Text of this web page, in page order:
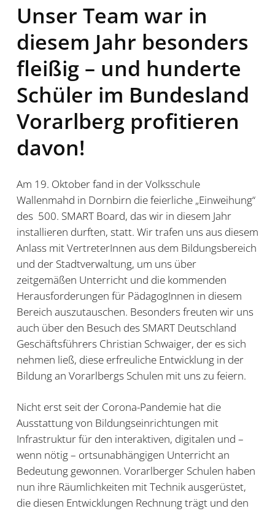
Unser Team war in
diesem Jahr besonders
fleißig – und hunderte
Schüler im Bundesland
Vorarlberg profitieren
davon!
Am 19. Oktober fand in der Volksschule
Wallenmahd in Dornbirn die feierliche „Einweihung“
des 500. SMART Board, das wir in diesem Jahr
installieren durften, statt. Wir trafen uns aus diesem
Anlass mit VertreterInnen aus dem Bildungsbereich
und der Stadtverwaltung, um uns über
zeitgemäßen Unterricht und die kommenden
Herausforderungen für PädagogInnen in diesem
Bereich auszutauschen. Besonders freuten wir uns
auch über den Besuch des SMART Deutschland
Geschäftsführers Christian Schwaiger, der es sich
nehmen ließ, diese erfreuliche Entwicklung in der
Bildung an Vorarlbergs Schulen mit uns zu feiern.
Nicht erst seit der Corona-Pandemie hat die
Ausstattung von Bildungseinrichtungen mit
Infrastruktur für den interaktiven, digitalen und –
wenn nötig – ortsunabhängigen Unterricht an
Bedeutung gewonnen. Vorarlberger Schulen haben
nun ihre Räumlichkeiten mit Technik ausgerüstet,
die diesen Entwicklungen Rechnung trägt und den